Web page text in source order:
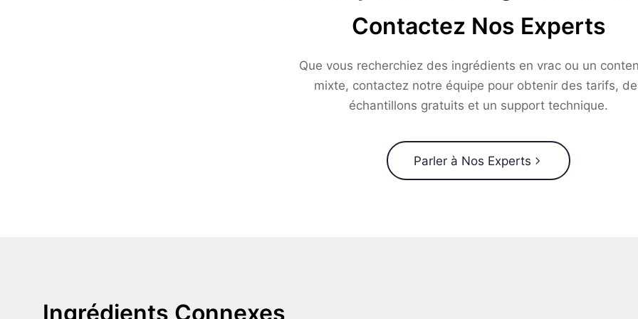
Contactez Nos Experts
Que vous recherchiez des ingrédients en vrac ou un
mixte, contactez notre équipe pour obtenir des tarifs,
échantillons gratuits et un support technique.
Parler à Nos Experts
Ingrédients Connexes